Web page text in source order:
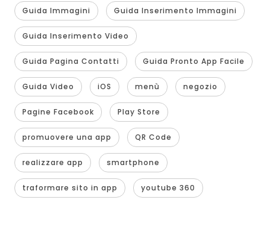
Guida Immagini Guida Inserimento Immagini
Guida Inserimento Video
Guida Pagina Contatti Guida Pronto App Facile
Guida Video iOS menù negozio
Pagine Facebook Play Store
promuovere una app QR Code
realizzare app smartphone
traformare sito in app youtube 360